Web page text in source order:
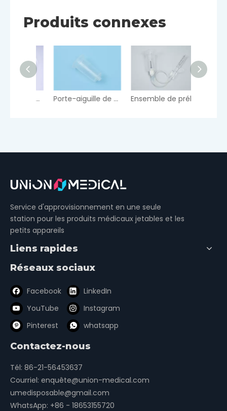
Produits connexes
Porte-aiguille de prélèvement sanguin Ensemble de prélèvement sanguin veineux de sécurité
Service d'approvisionnement en une seule
station pour les produits médicaux jetables et les
petits appareils
Liens rapides
Réseaux sociaux
Facebook
LinkedIn
YouTube
Instagram
Pinterest
whatsapp
Contactez-nous
Tél: 86-21-56453637
Courriel: enquête@union-medical.com
umedisposable@gmail.com
WhatsApp: +86 - 18653155720